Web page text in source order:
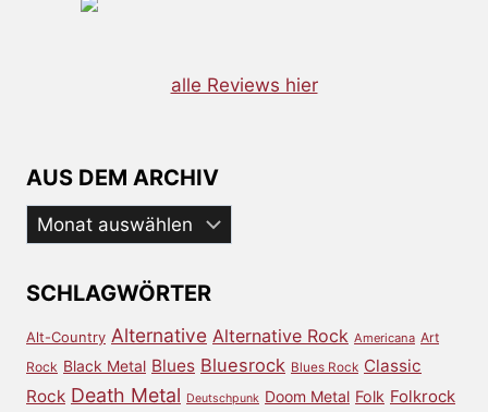
alle Reviews hier
AUS DEM ARCHIV
Aus
dem
SCHLAGWÖRTER
Alt-Country Alternative Alternative Rock Americana Art
Rock Black Metal Blues Bluesrock Blues Rock Classic
Rock Death Metal Deutschpunk Doom Metal Folk Folkrock